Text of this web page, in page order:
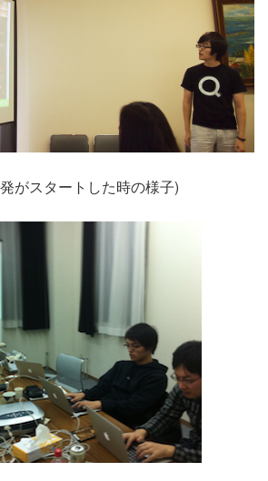
がスタートした時の様子)